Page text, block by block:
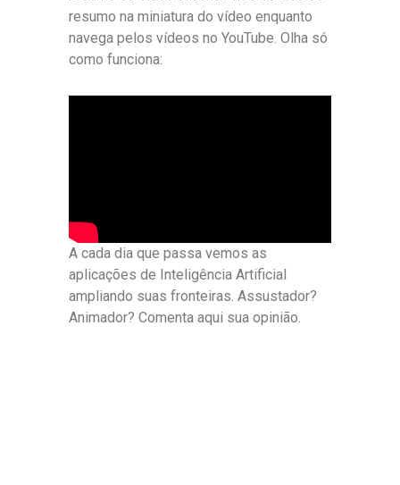
resumo na miniatura do vídeo enquanto
navega pelos vídeos no YouTube. Olha só
como funciona:
A cada dia que passa vemos as
aplicações de Inteligência Artificial
ampliando suas fronteiras. Assustador?
Animador? Comenta aqui sua opinião.